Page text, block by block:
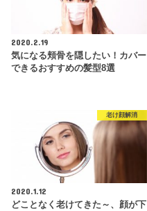
2020.2.19
気になる頬骨を隠したい！カバー
できるおすすめの髪型8選
老け顔解消
2020.1.12
どことなく老けてきた～、顔が下